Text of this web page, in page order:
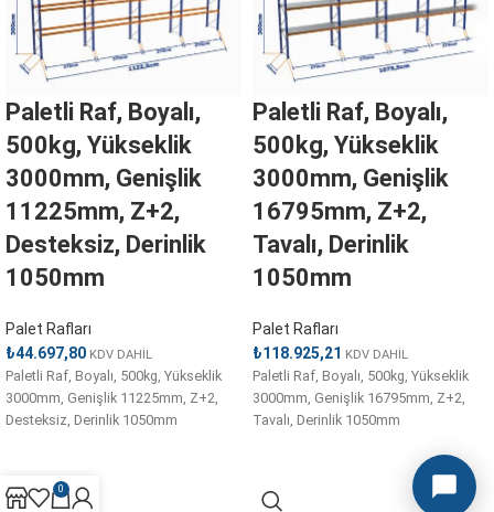
Paletli Raf, Boyalı,
500kg, Yükseklik
3000mm, Genişlik
11225mm, Z+2,
Desteksiz, Derinlik
1050mm
Palet Rafları
₺44.697,80 KDV DAHİL
Paletli Raf, Boyalı, 500kg, Yükseklik
3000mm, Genişlik 11225mm, Z+2,
Desteksiz, Derinlik 1050mm
Paletli Raf, Boyalı,
500kg, Yükseklik
3000mm, Genişlik
16795mm, Z+2,
Tavalı, Derinlik
1050mm
Palet Rafları
₺118.925,21 KDV DAHİL
Paletli Raf, Boyalı, 500kg, Yükseklik
3000mm, Genişlik 16795mm, Z+2,
Tavalı, Derinlik 1050mm
0